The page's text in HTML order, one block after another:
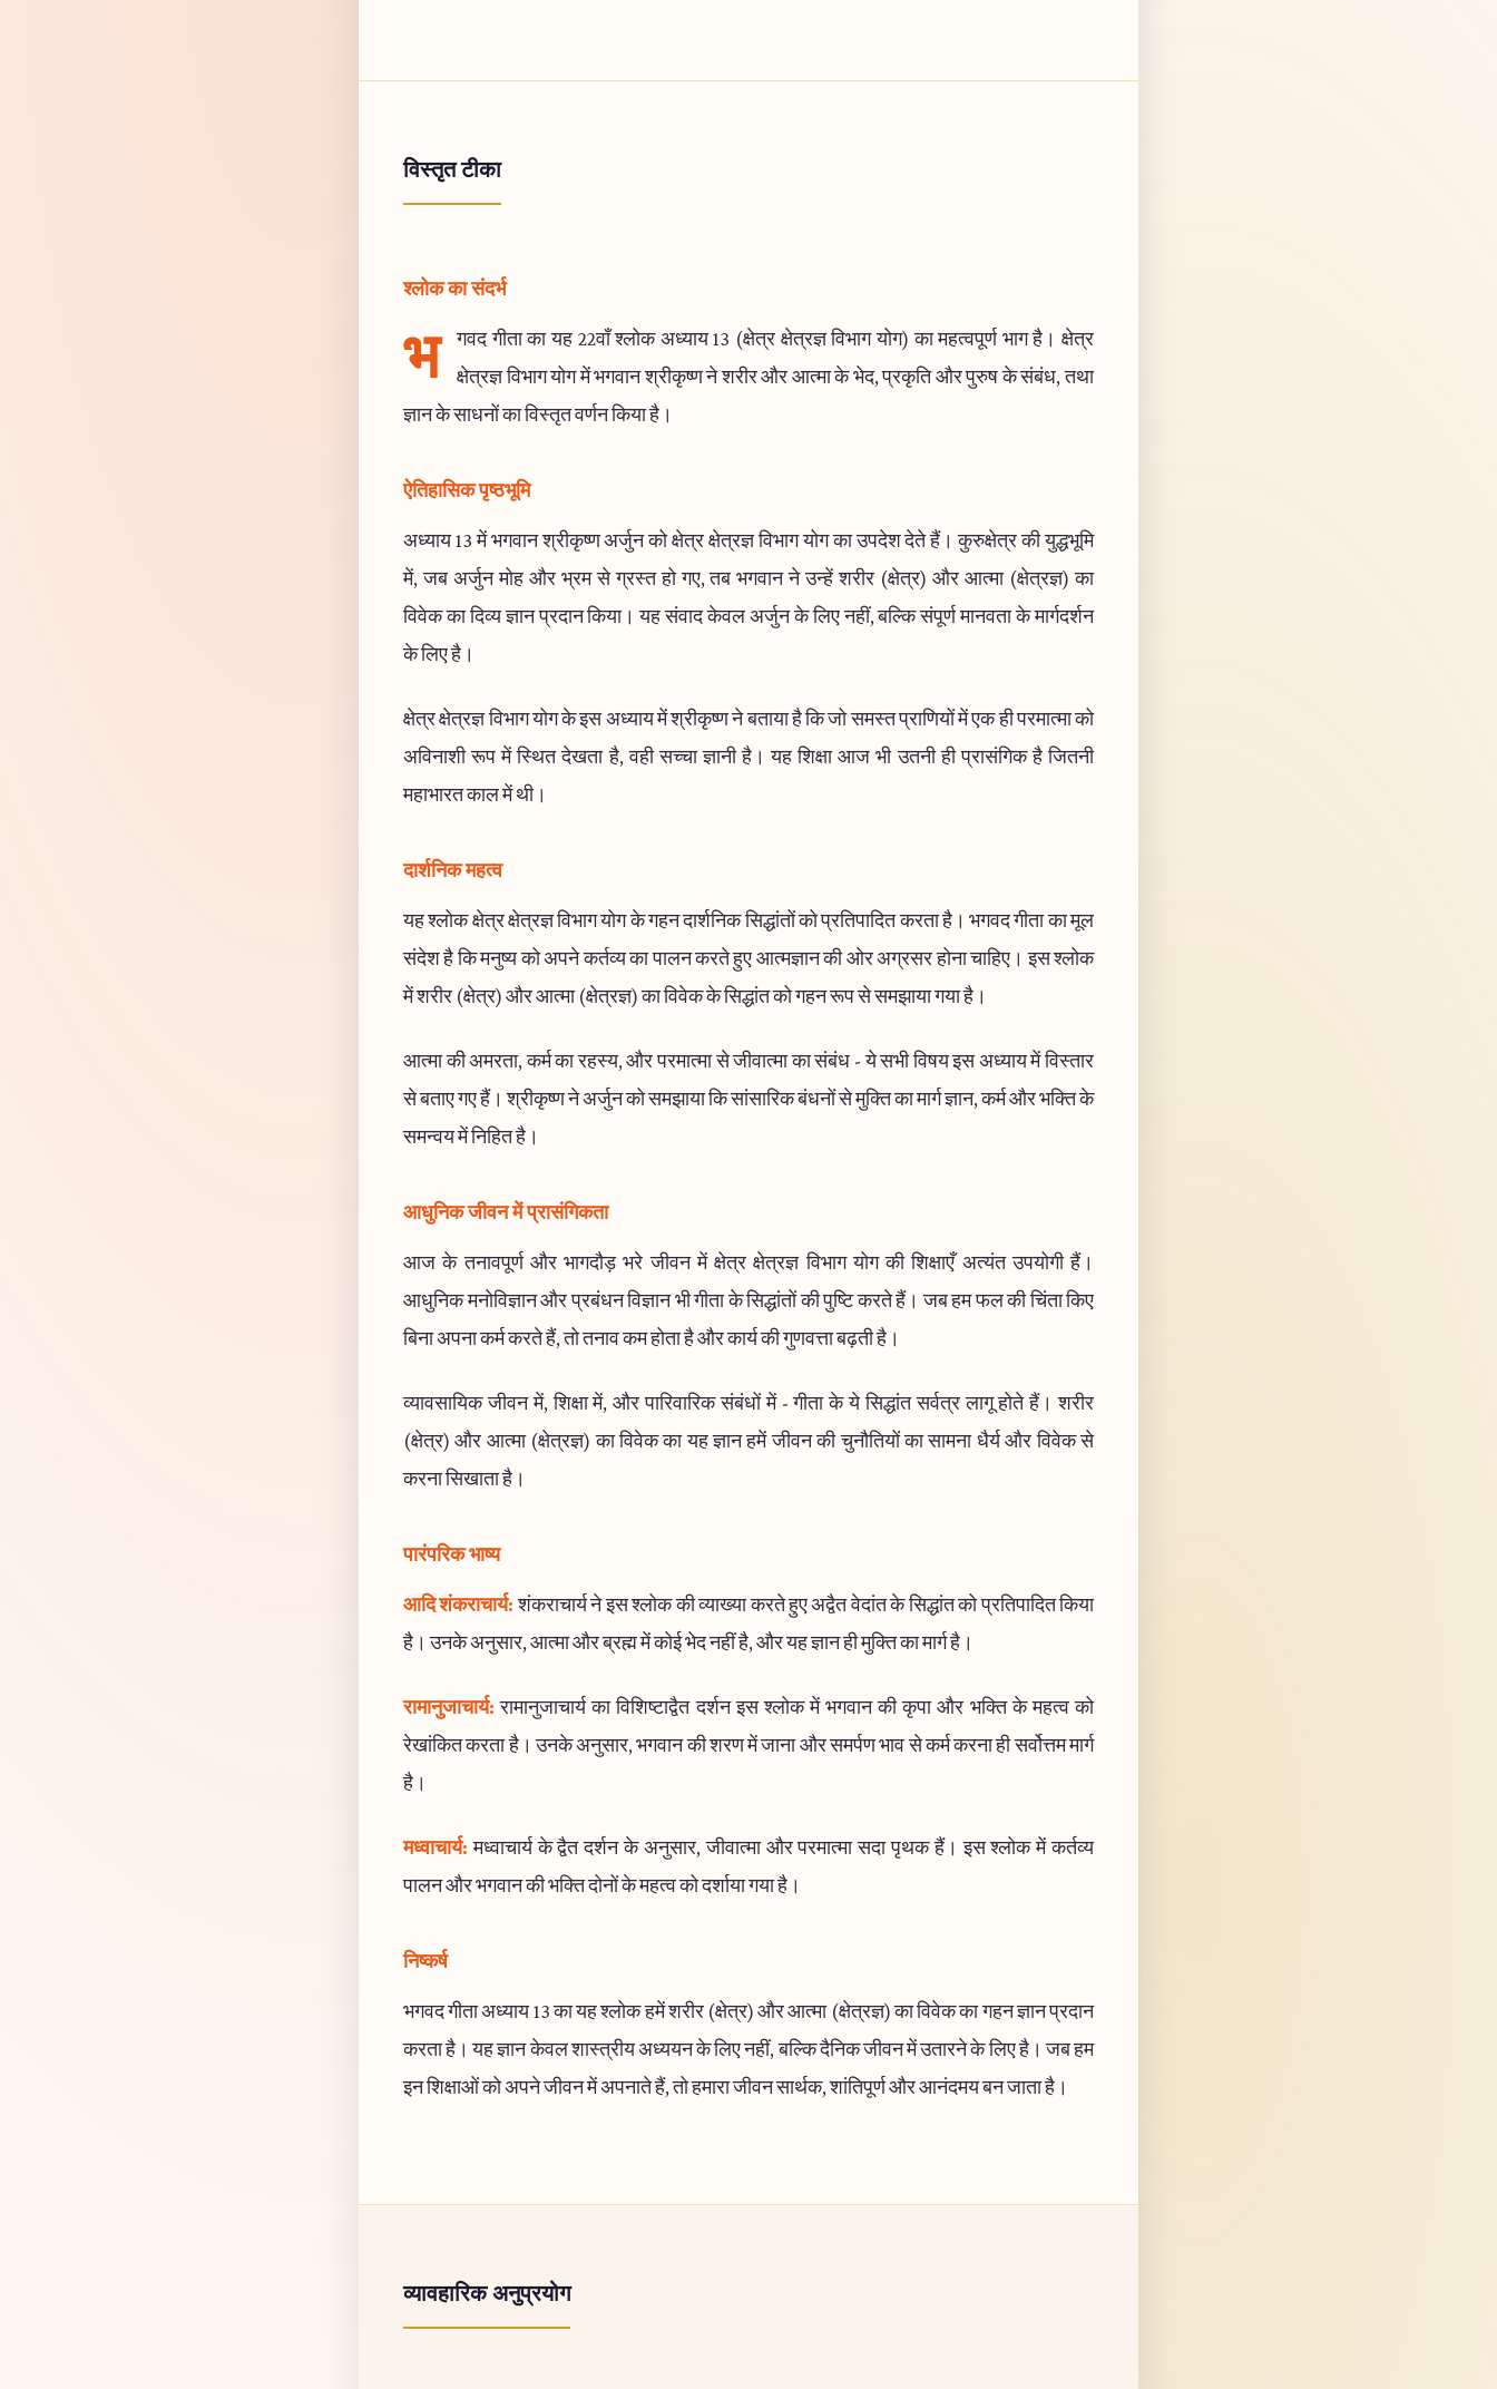
विस्तृत टीका
श्लोक का संदर्भ
भ
गवद गीता का यह 22वाँ श्लोक अध्याय 13 (क्षेत्र क्षेत्रज्ञ विभाग योग) का महत्वपूर्ण भाग है। क्षेत्र
क्षेत्रज्ञ विभाग योग में भगवान श्रीकृष्ण ने शरीर और आत्मा के भेद, प्रकृति और पुरुष के संबंध, तथा
ज्ञान के साधनों का विस्तृत वर्णन किया है।
ऐतिहासिक पृष्ठभूमि
अध्याय 13 में भगवान श्रीकृष्ण अर्जुन को क्षेत्र क्षेत्रज्ञ विभाग योग का उपदेश देते हैं। कुरुक्षेत्र की युद्धभूमि
में, जब अर्जुन मोह और भ्रम से ग्रस्त हो गए, तब भगवान ने उन्हें शरीर (क्षेत्र) और आत्मा (क्षेत्रज्ञ) का
विवेक का दिव्य ज्ञान प्रदान किया। यह संवाद केवल अर्जुन के लिए नहीं, बल्कि संपूर्ण मानवता के मार्गदर्शन
के लिए है।
क्षेत्र क्षेत्रज्ञ विभाग योग के इस अध्याय में श्रीकृष्ण ने बताया है कि जो समस्त प्राणियों में एक ही परमात्मा को
अविनाशी रूप में स्थित देखता है, वही सच्चा ज्ञानी है। यह शिक्षा आज भी उतनी ही प्रासंगिक है जितनी
महाभारत काल में थी।
दार्शनिक महत्व
यह श्लोक क्षेत्र क्षेत्रज्ञ विभाग योग के गहन दार्शनिक सिद्धांतों को प्रतिपादित करता है। भगवद गीता का मूल
संदेश है कि मनुष्य को अपने कर्तव्य का पालन करते हुए आत्मज्ञान की ओर अग्रसर होना चाहिए। इस श्लोक
में शरीर (क्षेत्र) और आत्मा (क्षेत्रज्ञ) का विवेक के सिद्धांत को गहन रूप से समझाया गया है।
आत्मा की अमरता, कर्म का रहस्य, और परमात्मा से जीवात्मा का संबंध - ये सभी विषय इस अध्याय में विस्तार
से बताए गए हैं। श्रीकृष्ण ने अर्जुन को समझाया कि सांसारिक बंधनों से मुक्ति का मार्ग ज्ञान, कर्म और भक्ति के
समन्वय में निहित है।
आधुनिक जीवन में प्रासंगिकता
आज के तनावपूर्ण और भागदौड़ भरे जीवन में क्षेत्र क्षेत्रज्ञ विभाग योग की शिक्षाएँ अत्यंत उपयोगी हैं।
आधुनिक मनोविज्ञान और प्रबंधन विज्ञान भी गीता के सिद्धांतों की पुष्टि करते हैं। जब हम फल की चिंता किए
बिना अपना कर्म करते हैं, तो तनाव कम होता है और कार्य की गुणवत्ता बढ़ती है।
व्यावसायिक जीवन में, शिक्षा में, और पारिवारिक संबंधों में - गीता के ये सिद्धांत सर्वत्र लागू होते हैं। शरीर
(क्षेत्र) और आत्मा (क्षेत्रज्ञ) का विवेक का यह ज्ञान हमें जीवन की चुनौतियों का सामना धैर्य और विवेक से
करना सिखाता है।
पारंपरिक भाष्य
आदि शंकराचार्य: शंकराचार्य ने इस श्लोक की व्याख्या करते हुए अद्वैत वेदांत के सिद्धांत को प्रतिपादित किया
है। उनके अनुसार, आत्मा और ब्रह्म में कोई भेद नहीं है, और यह ज्ञान ही मुक्ति का मार्ग है।
रामानुजाचार्य: रामानुजाचार्य का विशिष्टाद्वैत दर्शन इस श्लोक में भगवान की कृपा और भक्ति के महत्व को
रेखांकित करता है। उनके अनुसार, भगवान की शरण में जाना और समर्पण भाव से कर्म करना ही सर्वोत्तम मार्ग
है।
मध्वाचार्य: मध्वाचार्य के द्वैत दर्शन के अनुसार, जीवात्मा और परमात्मा सदा पृथक हैं। इस श्लोक में कर्तव्य
पालन और भगवान की भक्ति दोनों के महत्व को दर्शाया गया है।
निष्कर्ष
भगवद गीता अध्याय 13 का यह श्लोक हमें शरीर (क्षेत्र) और आत्मा (क्षेत्रज्ञ) का विवेक का गहन ज्ञान प्रदान
करता है। यह ज्ञान केवल शास्त्रीय अध्ययन के लिए नहीं, बल्कि दैनिक जीवन में उतारने के लिए है। जब हम
इन शिक्षाओं को अपने जीवन में अपनाते हैं, तो हमारा जीवन सार्थक, शांतिपूर्ण और आनंदमय बन जाता है।
व्यावहारिक अनुप्रयोग